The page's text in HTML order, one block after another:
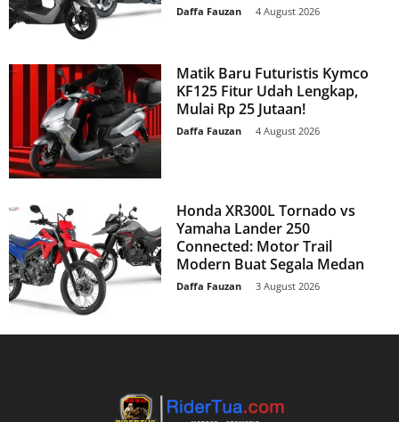
Daffa Fauzan 4 August 2026
Matik Baru Futuristis Kymco
KF125 Fitur Udah Lengkap,
Mulai Rp 25 Jutaan!
Daffa Fauzan 4 August 2026
Honda XR300L Tornado vs
Yamaha Lander 250
Connected: Motor Trail
Modern Buat Segala Medan
Daffa Fauzan 3 August 2026